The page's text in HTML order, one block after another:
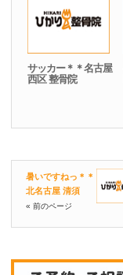
サッカー＊＊名古屋
西区 整骨院
暑いですねっ＊＊
北名古屋 清須
« 前のページ